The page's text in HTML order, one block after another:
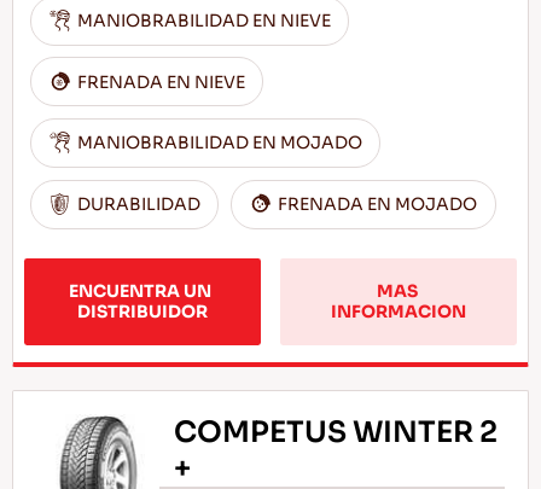
MANIOBRABILIDAD EN NIEVE
FRENADA EN NIEVE
MANIOBRABILIDAD EN MOJADO
DURABILIDAD FRENADA EN MOJADO
ENCUENTRA UN
DISTRIBUIDOR
MAS
INFORMACION
COMPETUS WINTER 2
+